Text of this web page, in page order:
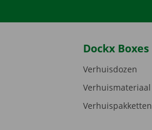
Dockx Boxes
Verhuisdozen
Verhuismateriaal
Verhuispakketten